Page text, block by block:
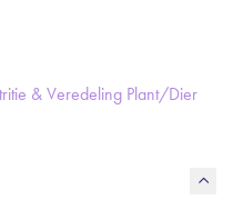
& Veredeling Plant/Dier